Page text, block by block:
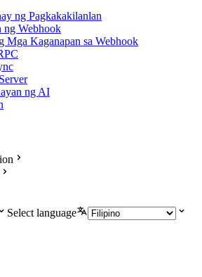
ng Pagkakakilanlan
ng Webhook
Mga Kaganapan sa Webhook
ng AI
Select language